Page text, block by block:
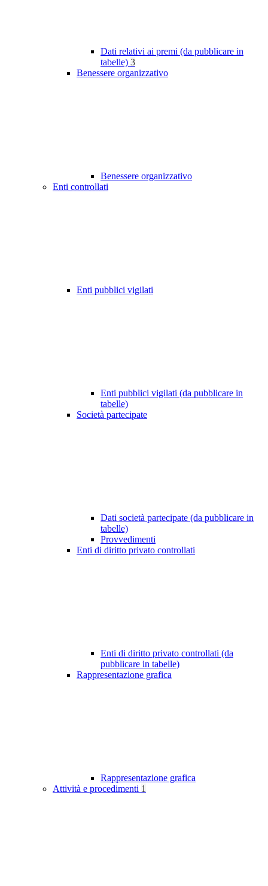
Dati relativi ai premi (da pubblicare in
tabelle) 3
Benessere organizzativo
Benessere organizzativo
Enti controllati
Enti pubblici vigilati
Enti pubblici vigilati (da pubblicare in
tabelle)
Società partecipate
Dati società partecipate (da pubblicare in
tabelle)
Provvedimenti
Enti di diritto privato controllati
Enti di diritto privato controllati (da
pubblicare in tabelle)
Rappresentazione grafica
Rappresentazione grafica
Attività e procedimenti 1